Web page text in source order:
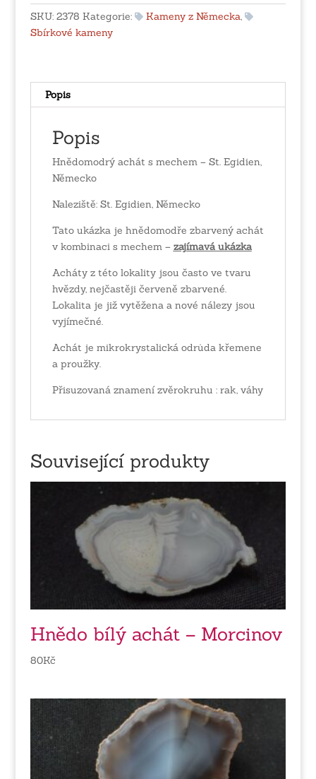
-
St.
SKU: 2378 Kategorie: Kameny z Německa,
Sbírkové kameny
Popis
Popis
Hnědomodrý achát s mechem – St. Egidien,
Německo
Naleziště: St. Egidien, Německo
Tato ukázka je hnědomodře zbarvený achát
v kombinaci s mechem – zajímavá ukázka
Acháty z této lokality jsou často ve tvaru
hvězdy, nejčastěji červeně zbarvené.
Lokalita je již vytěžena a nové nálezy jsou
vyjímečné.
Achát je mikrokrystalická odrůda křemene
a proužky.
Přisuzovaná znamení zvěrokruhu : rak, váhy
Související produkty
Hnědo bílý achát – Morcinov
80Kč